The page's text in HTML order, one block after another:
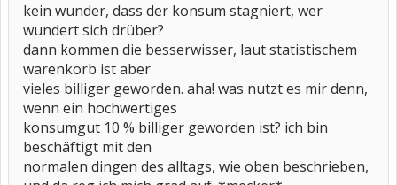
kein wunder, dass der konsum stagniert, wer
wundert sich drüber?
dann kommen die besserwisser, laut statistischem
warenkorb ist aber
vieles billiger geworden. aha! was nutzt es mir denn,
wenn ein hochwertiges
konsumgut 10 % billiger geworden ist? ich bin
beschäftigt mit den
normalen dingen des alltags, wie oben beschrieben,